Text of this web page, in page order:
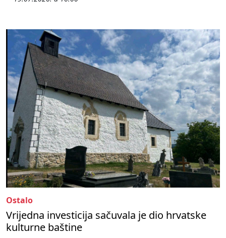
Ostalo
Vrijedna investicija sačuvala je dio hrvatske
kulturne baštine